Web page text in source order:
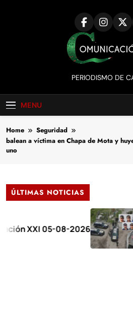
PERIODISMO DE
MENU
Home
Seguridad
balean a víctima en Chapa de Mota y
uno
ÚLTIMAS NOTICIAS
05-08-2026